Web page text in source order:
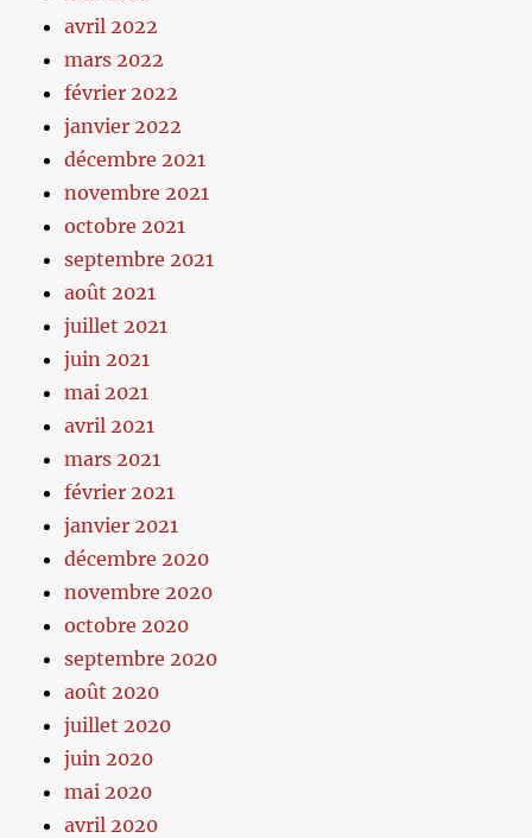
avril 2022
mars 2022
février 2022
janvier 2022
décembre 2021
novembre 2021
octobre 2021
septembre 2021
août 2021
juillet 2021
juin 2021
mai 2021
avril 2021
mars 2021
février 2021
janvier 2021
décembre 2020
novembre 2020
octobre 2020
septembre 2020
août 2020
juillet 2020
juin 2020
mai 2020
avril 2020